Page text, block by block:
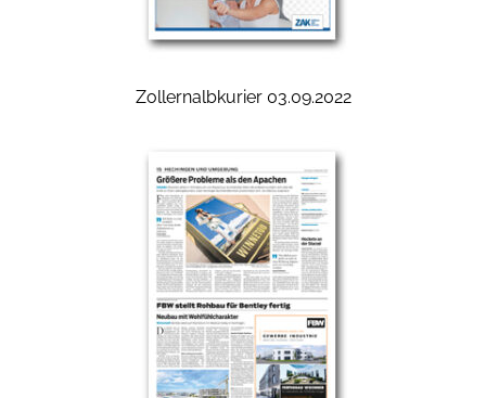
Zollernalbkurier 03.09.2022